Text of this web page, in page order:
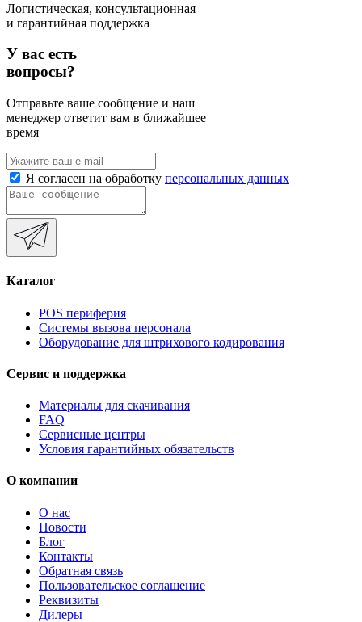
Логистическая, консультационная
и гарантийная поддержка
У вас есть
вопросы?
Отправьте ваше сообщение и наш
менеджер ответит вам в ближайшее
время
Я согласен на обработку персональных данных
Каталог
POS периферия
Системы вызова персонала
Оборудование для штрихового кодирования
Сервис и поддержка
Материалы для скачивания
FAQ
Сервисные центры
Условия гарантийных обязательств
О компании
О нас
Новости
Блог
Контакты
Обратная связь
Пользовательское соглашение
Реквизиты
Дилеры